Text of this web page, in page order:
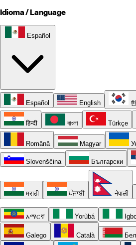
Idioma / Language
Español
Español English
हिन्दी বাংলা Türkçe
Română Magyar
Slovenščina Български
मराठी ਪੰਜਾਬੀ नेपाली
አማርኛ Yorùbá
Galego Català